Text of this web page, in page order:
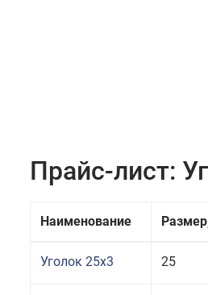
Прайс-лист:
Наименование
Уголок 25x3 25